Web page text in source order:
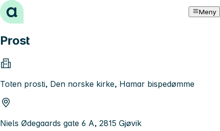
Hopp til innhold Meny
Prost
Toten prosti, Den norske kirke, Hamar bispedømme
Niels Ødegaards gate 6 A, 2815 Gjøvik